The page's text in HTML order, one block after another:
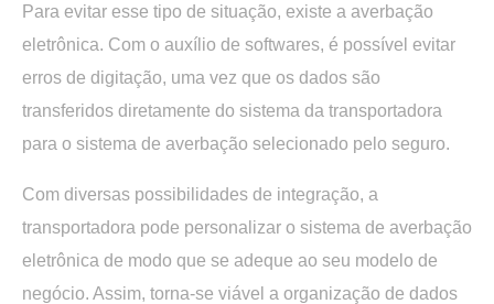
Para evitar esse tipo de situação, existe a averbação
eletrônica. Com o auxílio de softwares, é possível evitar
erros de digitação, uma vez que os dados são
transferidos diretamente do sistema da transportadora
para o sistema de averbação selecionado pelo seguro.
Com diversas possibilidades de integração, a
transportadora pode personalizar o sistema de averbação
eletrônica de modo que se adeque ao seu modelo de
negócio. Assim, torna-se viável a organização de dados